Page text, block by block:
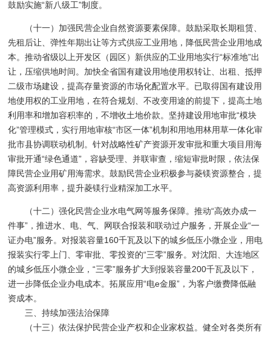
鼓励实施“新八级工”制度。
（十一）加强民营企业自然资源要素保障。鼓励采取长期租赁、
先租后让、弹性年期出让等方式供应工业用地，降低民营企业用地成
本。推动省级以上开发区（园区）新供应的工业用地实行“标准地”出
让，压缩供地时间。加快全省国有建设用地使用权转让、出租、抵押
二级市场建设，提高存量资源的市场化配置水平。已取得国有建设用
地使用权的工业用地，在符合规划、不改变用途的前提下，提高土地
利用率和增加容积率的，不增收土地价款。坚持建设用地审批“模块
化”管理模式，实行用地审核“市区一体”机制和用地用林用草一体化审
批市县协调联动机制。针对战略性矿产资源开发审批和重大项目用海
审批开通“绿色通道”，容缺受理、并联审查，缩短审批时限，依法保
障民营企业用矿用海需求。鼓励民营企业积极参与菱镁资源整合，提
高资源利用率，提升菱镁行业精深加工水平。
（十二）强化民营企业水电气网等服务保障。推动“高效办成一
件事”，推进水、电、气、网联合报装和联动过户服务，开展企业“一
证办电”服务。对报装容量160千瓦及以下的城乡低压小微企业，用电
报装实行零上门、零审批、零投资的“三零”服务。对沈阳、大连地区
的城乡低压小微企业，“三零”服务扩大到报装容量200千瓦及以下，
进一步降低企业办电成本。拓展应用“电e金服”，为客户缴费降低融
资成本。
三、持续加强法治保障
（十三）依法保护民营企业产权和企业家权益。健全对各类所有